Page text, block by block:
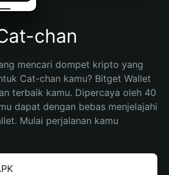
chan
mencari dompet kripto yang
Cat-chan kamu? Bitget Wallet
terbaik kamu. Dipercaya oleh 40
dapat dengan bebas menjelajahi
Mulai perjalanan kamu